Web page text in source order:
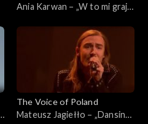
Ania Karwan – „W to mi graj”,
22 listopada 2025
The Voice of Poland
Mateusz Jagiełło – „Dansing”,